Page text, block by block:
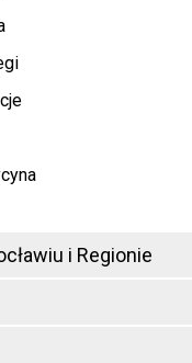
i Regionie